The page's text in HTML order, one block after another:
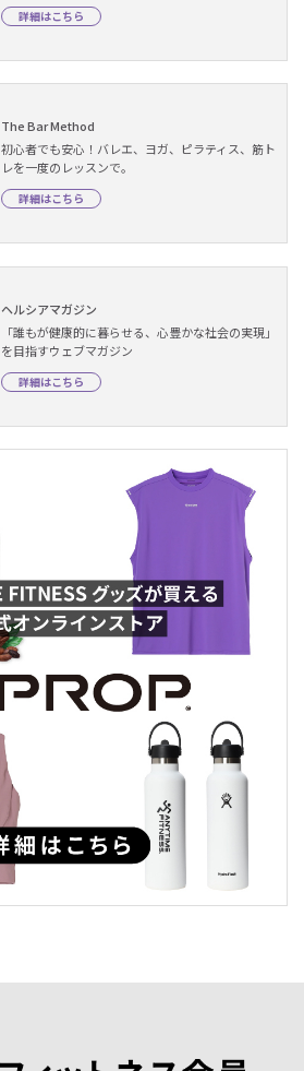
詳細はこちら
The Bar Method
初心者でも安心！バレエ、ヨガ、ピラティス、筋ト
レを一度のレッスンで。
詳細はこちら
ヘルシアマガジン
「誰もが健康的に暮らせる、心豊かな社会の実現」
を目指すウェブマガジン
詳細はこちら